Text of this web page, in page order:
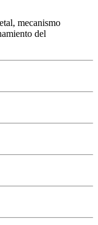
mecanismo
del